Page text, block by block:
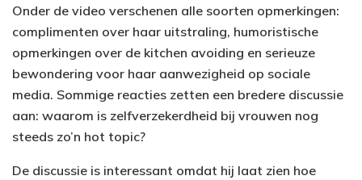
Onder de video verschenen alle soorten opmerkingen:
complimenten over haar uitstraling, humoristische
opmerkingen over de kitchen avoiding en serieuze
bewondering voor haar aanwezigheid op sociale
media. Sommige reacties zetten een bredere discussie
aan: waarom is zelfverzekerdheid bij vrouwen nog
steeds zo’n hot topic?
De discussie is interessant omdat hij laat zien hoe